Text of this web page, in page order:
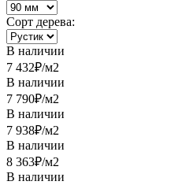
Сорт дерева:
В наличии
7 432₽/м2
В наличии
7 790₽/м2
В наличии
7 938₽/м2
В наличии
8 363₽/м2
В наличии